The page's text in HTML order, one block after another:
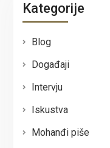
Kategorije
Blog
Događaji
Intervju
Iskustva
Mohanđi piše